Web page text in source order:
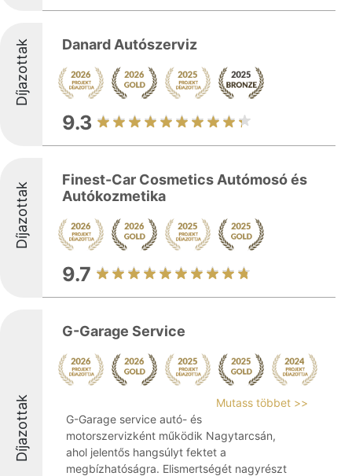
Díjazottak Danard Autószerviz
9.3
Díjazottak
Finest-Car Cosmetics Autómosó és
Autókozmetika
9.7
Díjazottak
G-Garage Service
Mutass többet >>
G-Garage service autó- és
motorszervizként működik Nagytarcsán,
ahol jelentős hangsúlyt fektet a
megbízhatóságra. Elismertségét nagyrészt